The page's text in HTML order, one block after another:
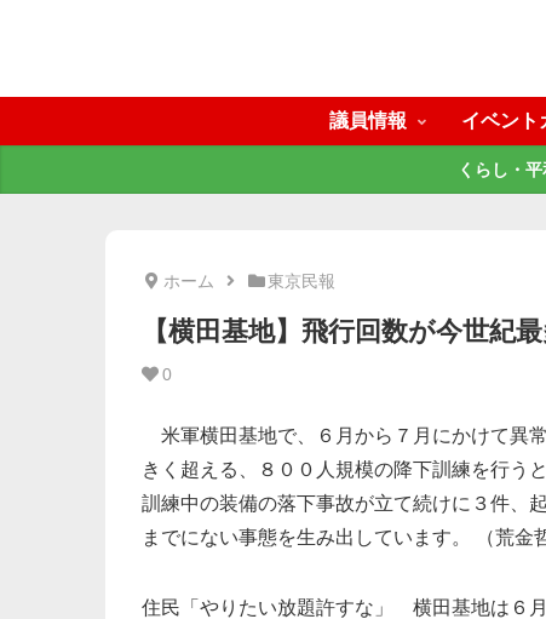
議員情報 イベント
くらし・
ホーム 東京民報
【横田基地】飛行回数が今世紀
0
米軍横田基地で、６月から７月にかけて異
きく超える、８００人規模の降下訓練を行う
訓練中の装備の落下事故が立て続けに３件、
までにない事態を生み出しています。 （荒金
住民「やりたい放題許すな」 横田基地は６